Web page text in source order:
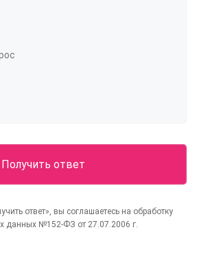
ответ», вы соглашаетесь на обработку
данных №152-ФЗ от 27.07.2006 г.